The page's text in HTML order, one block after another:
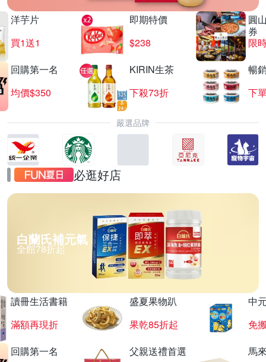
洋芋片
買1送1
即期特價
$238
圓
券
限
回購第一名
均價$350
KIRIN生茶
下殺73折
暢
下
嚴選品牌
必逛好店
白蘭氏補元氣
全館78折起
讀冊生活書籍
滿額再現折
盛夏果物趴
果乾85折起
中
免
回購第一名
父親送禮首選
馬